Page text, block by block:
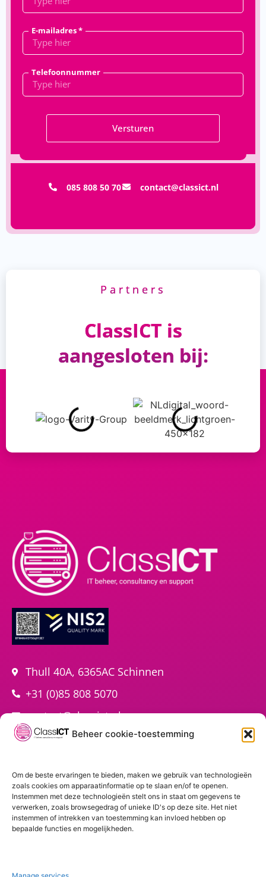
Beheer cookie-toestemming
Om de beste ervaringen te bieden, maken we gebruik van technologieën
zoals cookies om apparaatinformatie op te slaan en/of te openen.
Instemmen met deze technologieën stelt ons in staat om gegevens te
verwerken, zoals browsegedrag of unieke ID's op deze site. Het niet
instemmen of intrekken van toestemming kan invloed hebben op
bepaalde functies en mogelijkheden.
E-mailadres *
Telefoonnummer
Versturen
085 808 50 70 contact@classict.nl
Partners
ClassICT is
aangesloten bij:
Thull 40A, 6365AC Schinnen
+31 (0)85 808 5070
contact@classict.nl
ClassICT
Home
Diensten
ICT Beheer